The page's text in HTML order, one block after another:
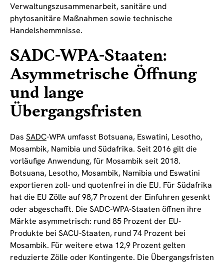
Verwaltungszusammenarbeit, sanitäre und
phytosanitäre Maßnahmen sowie technische
Handelshemmnisse.
SADC-WPA-Staaten:
Asymmetrische Öffnung
und lange
Übergangsfristen
Das SADC-WPA umfasst Botsuana, Eswatini, Lesotho,
Mosambik, Namibia und Südafrika. Seit 2016 gilt die
vorläufige Anwendung, für Mosambik seit 2018.
Botsuana, Lesotho, Mosambik, Namibia und Eswatini
exportieren zoll- und quotenfrei in die EU. Für Südafrika
hat die EU Zölle auf 98,7 Prozent der Einfuhren gesenkt
oder abgeschafft. Die SADC-WPA-Staaten öffnen ihre
Märkte asymmetrisch: rund 85 Prozent der EU-
Produkte bei SACU-Staaten, rund 74 Prozent bei
Mosambik. Für weitere etwa 12,9 Prozent gelten
reduzierte Zölle oder Kontingente. Die Übergangsfristen